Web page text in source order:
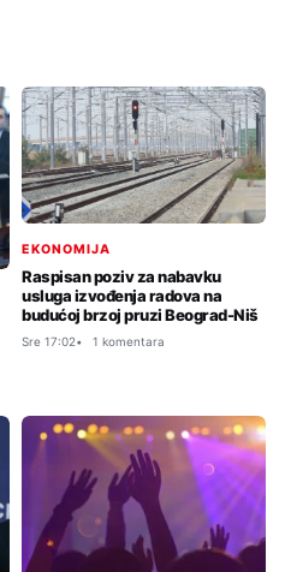
EKONOMIJA
Raspisan poziv za nabavku
usluga izvođenja radova na
budućoj brzoj pruzi Beograd-Niš
Sre 17:02 1 komentara